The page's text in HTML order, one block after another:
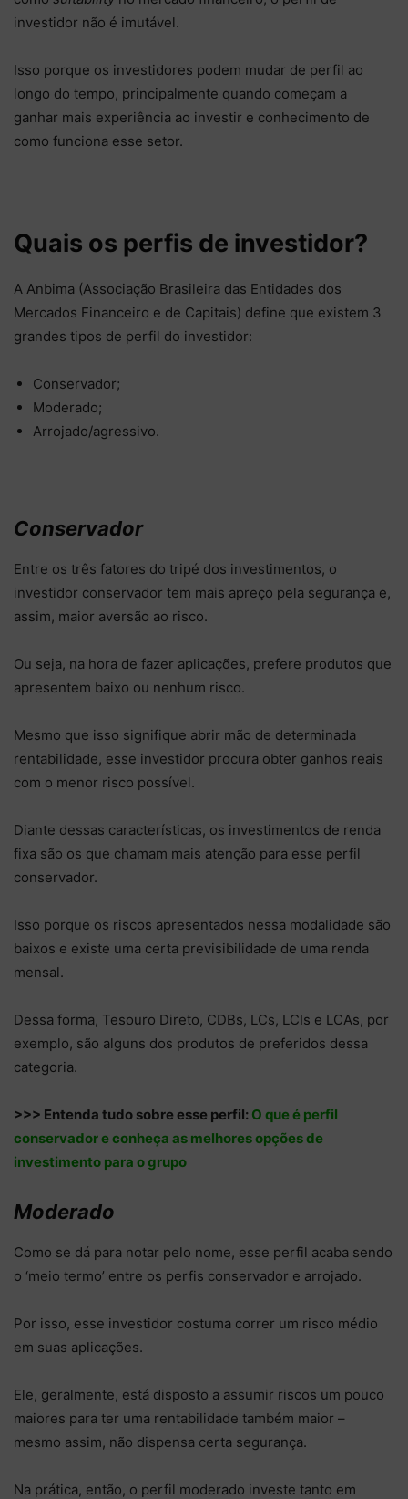
investidor não é imutável.
Isso porque os investidores podem mudar de perfil ao
longo do tempo, principalmente quando começam a
ganhar mais experiência ao investir e conhecimento de
como funciona esse setor.
Quais os perfis de investidor?
A Anbima (Associação Brasileira das Entidades dos
Mercados Financeiro e de Capitais) define que existem 3
grandes tipos de perfil do investidor:
Conservador;
Moderado;
Arrojado/agressivo.
Conservador
Entre os três fatores do tripé dos investimentos, o
investidor conservador tem mais apreço pela segurança e,
assim, maior aversão ao risco.
Ou seja, na hora de fazer aplicações, prefere produtos que
apresentem baixo ou nenhum risco.
Mesmo que isso signifique abrir mão de determinada
rentabilidade, esse investidor procura obter ganhos reais
com o menor risco possível.
Diante dessas características, os investimentos de renda
fixa são os que chamam mais atenção para esse perfil
conservador.
Isso porque os riscos apresentados nessa modalidade são
baixos e existe uma certa previsibilidade de uma renda
mensal.
Dessa forma, Tesouro Direto, CDBs, LCs, LCIs e LCAs, por
exemplo, são alguns dos produtos de preferidos dessa
categoria.
>>> Entenda tudo sobre esse perfil: O que é perfil
conservador e conheça as melhores opções de
investimento para o grupo
Moderado
Como se dá para notar pelo nome, esse perfil acaba sendo
o ‘meio termo’ entre os perfis conservador e arrojado.
Por isso, esse investidor costuma correr um risco médio
em suas aplicações.
Ele, geralmente, está disposto a assumir riscos um pouco
maiores para ter uma rentabilidade também maior –
mesmo assim, não dispensa certa segurança.
Na prática, então, o perfil moderado investe tanto em